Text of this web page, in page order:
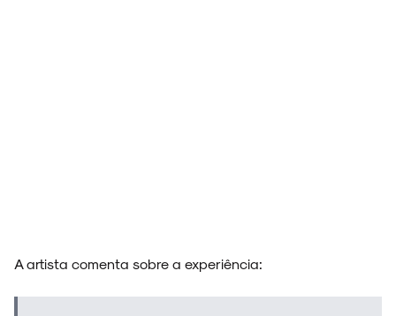
A artista comenta sobre a experiência: